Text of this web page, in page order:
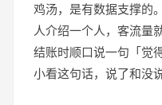
鸡汤，是有数据支撑的
人介绍一个人，客流量
结账时顺口说一句「觉
小看这句话，说了和没